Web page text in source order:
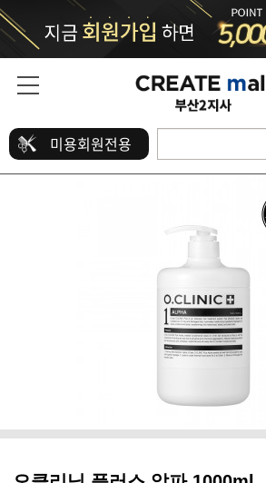
미용회원전용